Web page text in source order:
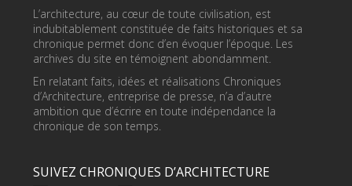
L’architecture, au cœur de toute civilisation, est
indubitablement constituée de faits historiques et sa
chronique permet donc d’en évoquer l’époque. Les
archives du site en témoignent abondamment.
En relatant faits, idées et réalisations Chroniques
d’Architecture, entreprise de presse, n’a d’autre
ambition que d’écrire en toute indépendance la
chronique de son temps.
SUIVEZ CHRONIQUES D’ARCHITECTURE